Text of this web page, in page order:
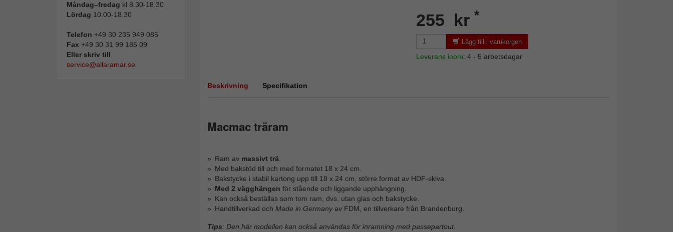
Måndag–fredag kl 8.30-18.30
Lördag 10.00-18.30
Telefon +49 30 235 949 085
Fax +49 30 31 99 185 09
Eller skriv till
service@allaramar.se
255 kr *
Lägg till i varukorgen
Leverans inom: 4 - 5 arbetsdagar
Beskrivning Specifikation
Macmac träram
Ram av massivt trä
Med bakstöd till och med formatet 18 x 24 cm.
Bakstycke i stabil kartong upp till 18 x 24 cm, större format av HDF-skiva.
Med 2 vägghängen för stående och liggande upphängning.
Kan också beställas som tom ram, dvs. utan glas och bakstycke.
Handtillverkad och Made in Germanyav FDM, en tillverkare från Brandenburg.
Tips: Den här modellen kan också användas för inramning med passepartout.